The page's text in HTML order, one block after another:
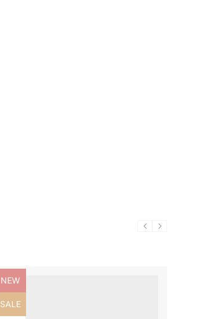
Produktbezeichnung:
NEW
Produktbezeichnung:
SALE